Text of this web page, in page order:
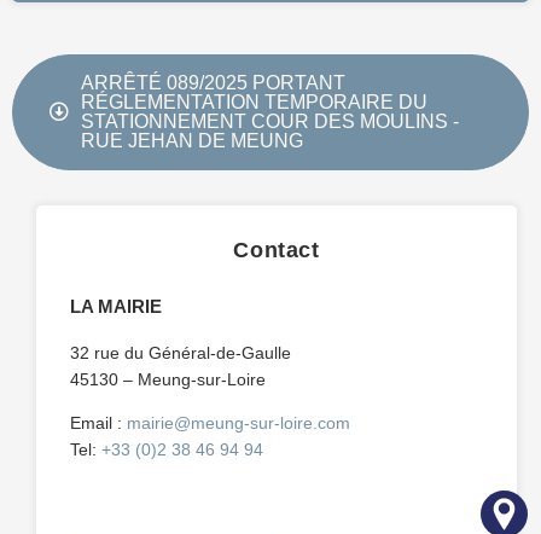
Contact
LA MAIRIE
32 rue du Général-de-Gaulle
45130 – Meung-sur-Loire
Email : mairie@meung-sur-loire.com
Tel: +33 (0)2 38 46 94 94
ARRÊTÉ 089/2025 PORTANT
RÉGLEMENTATION TEMPORAIRE DU
STATIONNEMENT COUR DES MOULINS -
RUE JEHAN DE MEUNG